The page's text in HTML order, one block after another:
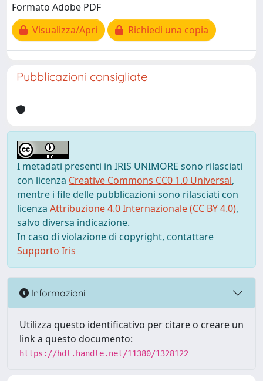
Formato Adobe PDF
Visualizza/Apri
Richiedi una copia
Pubblicazioni consigliate
I metadati presenti in IRIS UNIMORE sono rilasciati
con licenza Creative Commons CC0 1.0 Universal,
mentre i file delle pubblicazioni sono rilasciati con
licenza Attribuzione 4.0 Internazionale (CC BY 4.0),
salvo diversa indicazione.
In caso di violazione di copyright, contattare
Supporto Iris
Informazioni
Utilizza questo identificativo per citare o creare un
link a questo documento:
https://hdl.handle.net/11380/1328122